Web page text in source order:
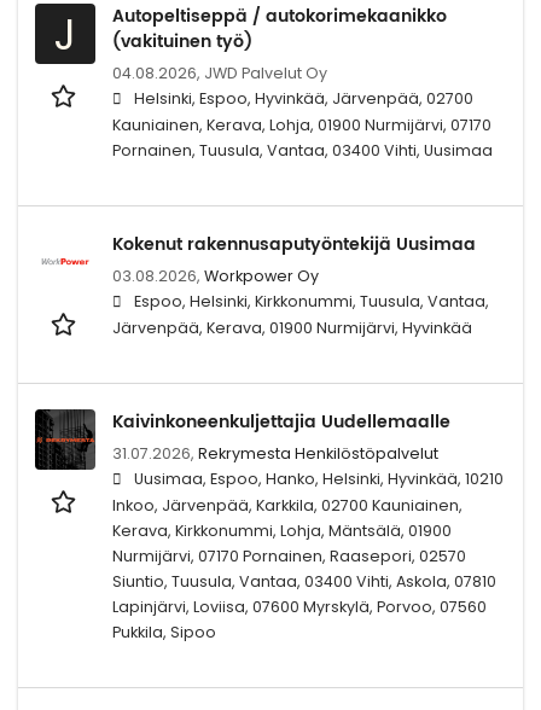
J
Autopeltiseppä / autokorimekaanikko
(vakituinen työ)
04.08.2026, JWD Palvelut Oy
Helsinki, Espoo, Hyvinkää, Järvenpää, 02700
Kauniainen, Kerava, Lohja, 01900 Nurmijärvi, 07170
Pornainen, Tuusula, Vantaa, 03400 Vihti, Uusimaa
Kokenut rakennusaputyöntekijä Uusimaa
03.08.2026, Workpower Oy
Espoo, Helsinki, Kirkkonummi, Tuusula, Vantaa,
Järvenpää, Kerava, 01900 Nurmijärvi, Hyvinkää
Kaivinkoneenkuljettajia Uudellemaalle
31.07.2026, Rekrymesta Henkilöstöpalvelut
Uusimaa, Espoo, Hanko, Helsinki, Hyvinkää, 10210
Inkoo, Järvenpää, Karkkila, 02700 Kauniainen,
Kerava, Kirkkonummi, Lohja, Mäntsälä, 01900
Nurmijärvi, 07170 Pornainen, Raasepori, 02570
Siuntio, Tuusula, Vantaa, 03400 Vihti, Askola, 07810
Lapinjärvi, Loviisa, 07600 Myrskylä, Porvoo, 07560
Pukkila, Sipoo